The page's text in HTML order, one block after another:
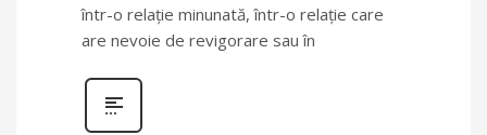
într-o relație minunată, într-o relație care
are nevoie de revigorare sau în